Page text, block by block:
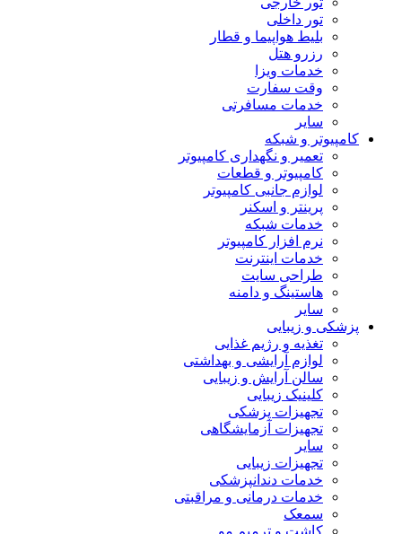
تور داخلی
بلیط هواپیما و قطار
رزرو هتل
خدمات ویزا
وقت سفارت
خدمات مسافرتی
سایر
کامپیوتر و شبکه
تعمیر و نگهداری کامپیوتر
کامپیوتر و قطعات
لوازم جانبی کامپیوتر
پرینتر و اسکنر
خدمات شبکه
نرم افزار کامپیوتر
خدمات اینترنت
طراحی سایت
هاستینگ و دامنه
سایر
پزشکی و زیبایی
تغذیه و رژیم غذایی
لوازم آرایشی و بهداشتی
سالن آرایش و زیبایی
کلینیک زیبایی
تجهیزات پزشکی
تجهیزات آزمایشگاهی
سایر
تجهیزات زیبایی
خدمات دندانپزشکی
خدمات درمانی و مراقبتی
سمعک